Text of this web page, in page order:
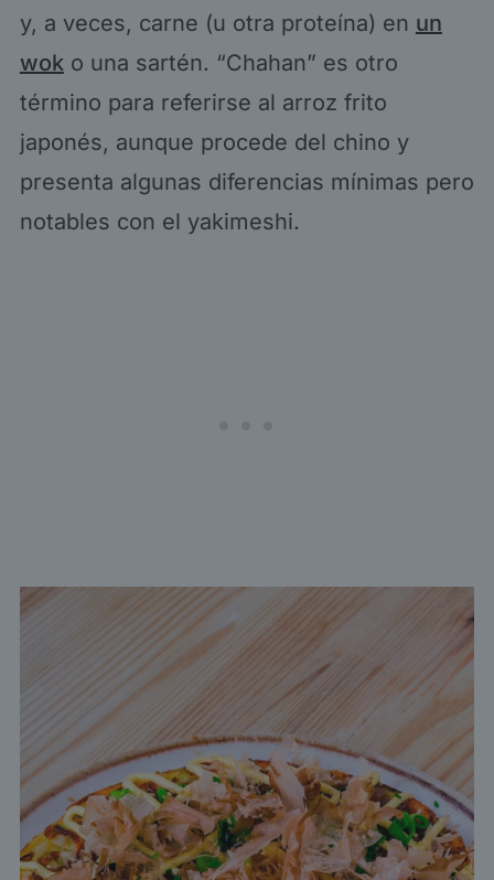
y, a veces, carne (u otra proteína) en un
woko una sartén. “Chahan” es otro
término para referirse al arroz frito
japonés, aunque procede del chino y
presenta algunas diferencias mínimas pero
notables con el yakimeshi.